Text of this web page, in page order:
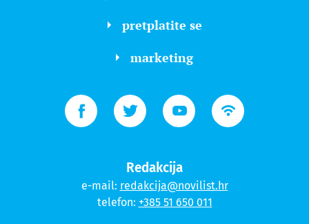
pretplatite se
marketing
Redakcija
e-mail: redakcija@novilist.hr
telefon: +385 51 650 011